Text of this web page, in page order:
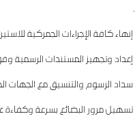
إنهاء كافة الإجراءات الجمركية
إعداد وتجهيز المستندات الرسمية
سداد الرسوم والتنسيق مع الجهات
تسهيل مرور البضائع بسرعة وكفاءة